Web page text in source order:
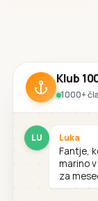
Klub
1000+
LU Luka
Fantje,
marino
za